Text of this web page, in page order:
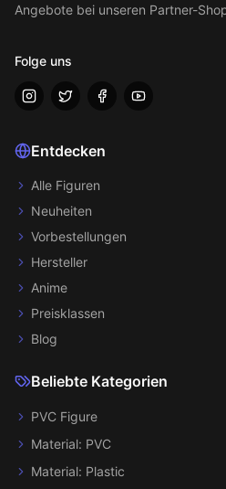
Angebote bei unseren Partner-
Folge uns
Entdecken
Alle Figuren
Neuheiten
Vorbestellungen
Hersteller
Anime
Preisklassen
Blog
Beliebte Kategorien
PVC Figure
Material: PVC
Material: Plastic